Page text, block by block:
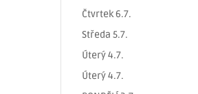
Čtvrtek 6.7.
Středa 5.7.
Úterý 4.7.
Úterý 4.7.